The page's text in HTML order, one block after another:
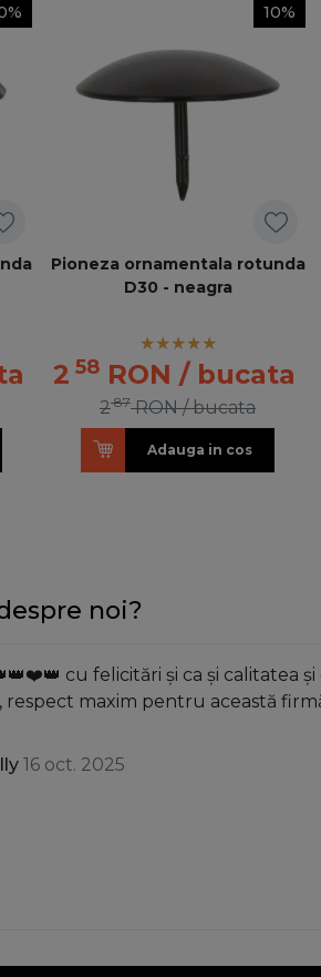
10%
Pioneza ornamentala rotunda
D30 - neagra
2 58 RON / bucata
287 RON / bucata
Adauga in cos
noi?
cu felicitări și ca și calitatea
maxim pentru această
16 oct. 2025